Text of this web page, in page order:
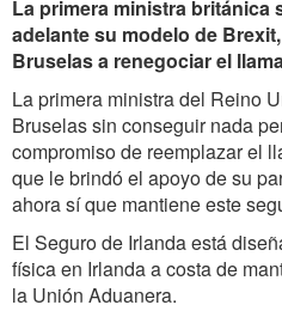
La primera ministra británica
adelante su modelo de
Bruselas a renegociar el
La primera ministra del Reino
Bruselas sin conseguir nada
compromiso de reemplazar el
que le brindó el apoyo de su
ahora sí que mantiene este
El Seguro de Irlanda está
física en Irlanda a costa de
la Unión Aduanera.